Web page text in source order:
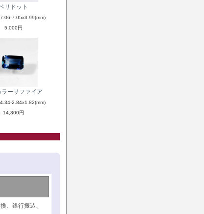
リドット
7.05x3.99(mm)
5,000円
ラーサファイア
2.84x1.82(mm)
14,800円
、銀行振込、